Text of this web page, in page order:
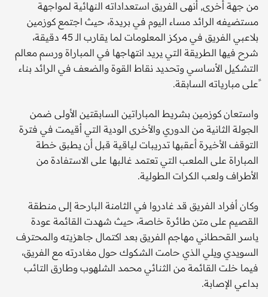
من جهة أخرى, أنهى الفريق استعداداته النهائية لمواجهة
مستضيفه الرائد مساء اليوم في بريدة، حيث اجتمع كوزمين
بلاعبي الفريق في مركز المعلومات لما يقارب الـ 45 دقيقة،
شرح فيها الطريقة التي يريد انتهاجها في المباراة ورسم معالم
التشكيل الأساسي وتحديد نقاط القوة والضعف في الرائد بناء
ًعلى مبارياته السابقة.
واستعان كوزمين بشريط المباراتين السابقتين الأولى ضمن
الجولة الثانية من الدوري والأخرى الودية التي أقيمت في فترة
التوقف الأخيرة أعقبها تدريبات لياقية قبل أن يطبق خطة
المباراة على الملعب التي تعتمد غالبها على الاستفادة من
الأطراف ولعب الكرات الطولية.
وكان أفراد الفريق قد غادروا في الثامنة البارحة إلى منطقة
القصيم على متن طائرة خاصة، حيث شهدت القائمة عودة
ياسر القحطاني مهاجم الفريق بعد اكتمال جاهزيته والمحترف
السويدي ويلي الذي حامت الشكوك حول مغادرته مع الفريق،
فيما خلت القائمة من الثنائي محمد الشلهوب وطارق التائب
بداعي الإصابة.